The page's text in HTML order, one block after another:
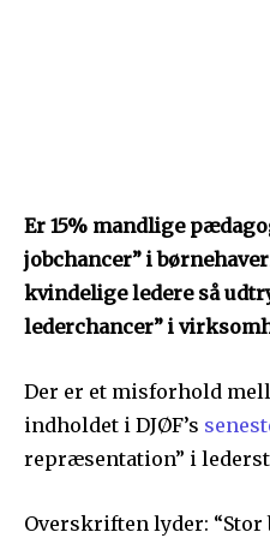
Er 15% mandlige
jobchancer” i
kvindelige ledere så
lederchancer” i
Der er et misforhold
indholdet i DJØF’s
repræsentation” i
Overskriften lyder: